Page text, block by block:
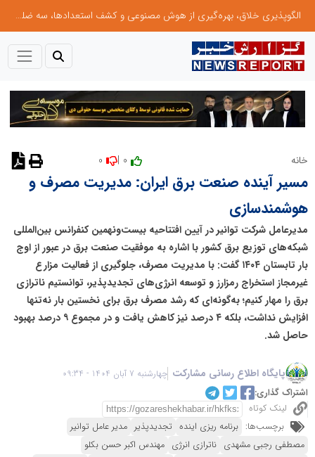
الگوپذیری خلاق، بهره‌گیری از هوش مصنوعی و کشف استعدادها، سه ضلع موفقیت جوانان کارآفرین
خانه
مسیر آینده صنعت برق ایران: مدیریت مصرف و
هوشمندسازی
مدیرعامل شرکت توانیر در آیین افتتاحیه بیست‌ونهمین کنفرانس بین‌المللی
شبکه‌های توزیع برق کشور با اشاره به موفقیت صنعت برق در عبور از اوج
بار تابستان ۱۴۰۴ گفت: با مدیریت مصرف، جلوگیری از فعالیت مزارع
غیرمجاز استخراج رمزارز و توسعه انرژی‌های تجدیدپذیر، توانستیم ناترازی
برق را مهار کنیم؛ به‌گونه‌ای که رشد مصرف برق برای نخستین‌ بار نه‌تنها
افزایش نداشت، بلکه ۴ درصد نیز کاهش یافت و در مجموع ۹ درصد بهبود
حاصل شد.
پایگاه اطلاع رسانی مشارکت چهارشنبه 7 آبان 1404 - 09:34
اشتراک گذاری:
لینک کوتاه
برچسب‌ها: برنامه ریزی اینده تجدیدپذیر مدیر عامل توانیر
مصطفی رجبی مشهدی ناترازی انرژی مهندس اکبر حسن بکلو